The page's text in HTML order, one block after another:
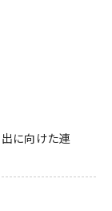
に向けた連